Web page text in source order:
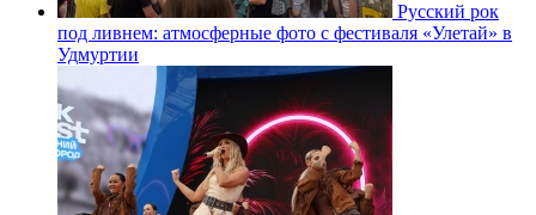
Русский рок
под ливнем: атмосферные фото с фестиваля «Улетай» в
Удмуртии